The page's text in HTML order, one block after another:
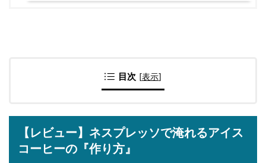
目次 [表示]
【レビュー】ネスプレッソで淹れるアイス
コーヒーの『作り方』